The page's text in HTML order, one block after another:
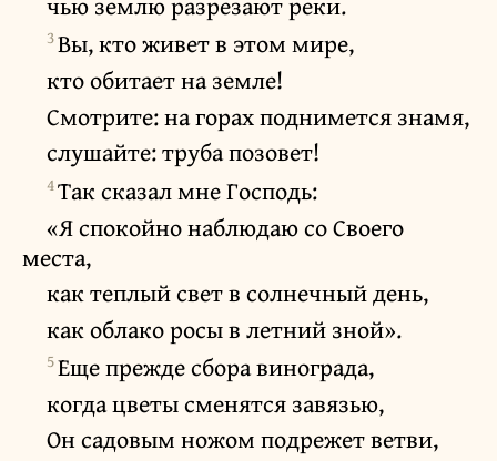
3Вы, кто живет в этом мире,
кто обитает на земле!
Смотрите: на горах поднимется знамя,
слушайте: труба позовет!
4Так сказал мне Господь:
«Я спокойно наблюдаю со Своего
места,
как теплый свет в солнечный день,
как облако росы в летний зной».
5Еще прежде сбора винограда,
когда цветы сменятся завязью,
Он садовым ножом подрежет ветви,